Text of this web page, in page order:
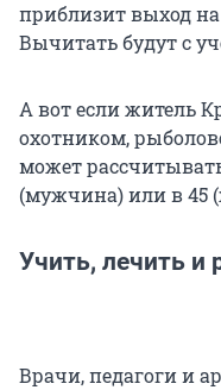
приблизит выход
Вычитать будут с
А вот если житель
охотником,
может
(мужчина) или в 45
Учить, лечить и
Врачи, педагоги и